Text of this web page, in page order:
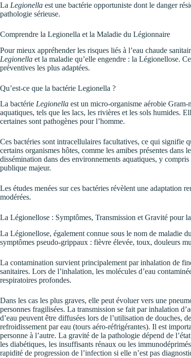
La Legionella est une bactérie opportuniste dont le danger
pathologie sérieuse.
Comprendre la Legionella et la Maladie du Légionnaire
Pour mieux appréhender les risques liés à l’eau chaude
Legionella et la maladie qu’elle engendre : la Légionellose.
préventives les plus adaptées.
Qu’est-ce que la bactérie Legionella ?
La bactérie Legionella est un micro-organisme aérobie
aquatiques, tels que les lacs, les rivières et les sols humides.
certaines sont pathogènes pour l’homme.
Ces bactéries sont intracellulaires facultatives, ce qui signifie
certains organismes hôtes, comme les amibes présentes dans
dissémination dans des environnements aquatiques, y
publique majeur.
Les études menées sur ces bactéries révèlent une adaptation
modérées.
La Légionellose : Symptômes, Transmission et Gravité pour
La Légionellose, également connue sous le nom de maladie
symptômes pseudo-grippaux : fièvre élevée, toux, douleurs
La contamination survient principalement par inhalation de
sanitaires. Lors de l’inhalation, les molécules d’eau
respiratoires profondes.
Dans les cas les plus graves, elle peut évoluer vers une
personnes fragilisées. La transmission se fait par inhalation
d’eau peuvent être diffusées lors de l’utilisation de douches,
refroidissement par eau (tours aéro-réfrigérantes). Il est
personne à l’autre. La gravité de la pathologie dépend de
les diabétiques, les insuffisants rénaux ou les
rapidité de progression de l’infection si elle n’est pas